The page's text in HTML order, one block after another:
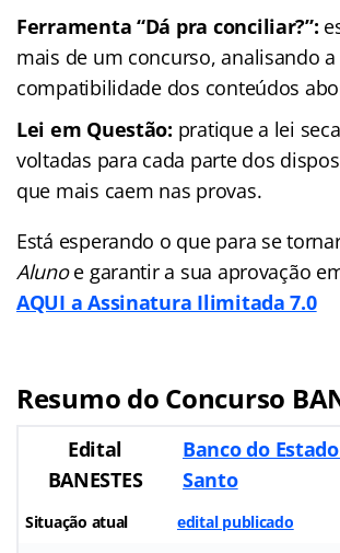
Ferramenta “Dá pra conciliar?”:
mais de um concurso, analisando a
compatibilidade dos conteúdos
Lei em Questão: pratique a lei
voltadas para cada parte dos
que mais caem nas provas.
Está esperando o que para se
Alunoe garantir a sua aprovação
AQUI a Assinatura Ilimitada 7.0
Resumo do Concurso
Edital
BANESTES
Banco do
Santo
Situação atual edital publicado